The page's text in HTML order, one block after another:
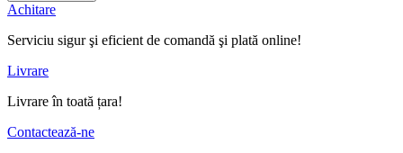
Achitare
Serviciu sigur şi eficient de comandă şi plată online!
Livrare
Livrare în toată țara!
Contactează-ne